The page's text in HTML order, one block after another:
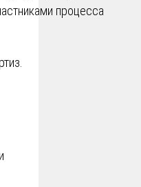
процесса